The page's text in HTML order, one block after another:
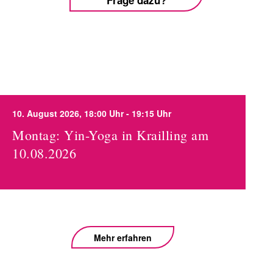
10. August 2026, 18:00 Uhr - 19:15 Uhr
Montag: Yin-Yoga in Krailling am
10.08.2026
Mehr erfahren